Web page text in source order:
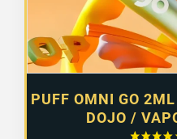
PUFF OMNI GO
DOJO /